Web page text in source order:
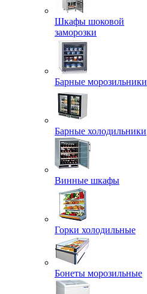
Шкафы шоковой
заморозки
Барные морозильники
Барные холодильники
Винные шкафы
Горки холодильные
Бонеты морозильные